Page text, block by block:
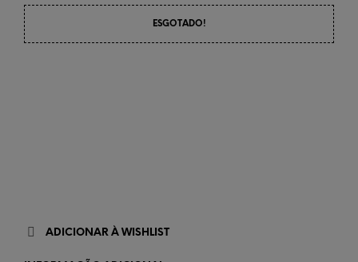
ESGOTADO!
ADICIONAR À WISHLIST